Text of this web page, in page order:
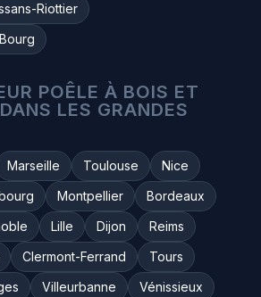
Riottier
POÊLE À BOIS ET
LES GRANDES
Marseille Toulouse
Nice
Montpellier
Bordeaux
Lille Dijon
Reims
Clermont-Ferrand
Tours
Villeurbanne
Vénissieux